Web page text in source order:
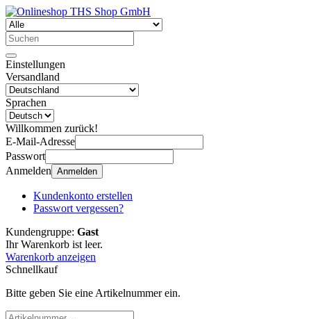
Einstellungen
Versandland
Sprachen
Willkommen zurück!
E-Mail-Adresse
Passwort
Anmelden Anmelden
Kundenkonto erstellen
Passwort vergessen?
Kundengruppe: Gast
Ihr Warenkorb ist leer.
Warenkorb anzeigen
Schnellkauf
Bitte geben Sie eine Artikelnummer ein.